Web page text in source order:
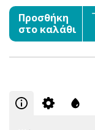
Προσθήκη
στο καλάθι